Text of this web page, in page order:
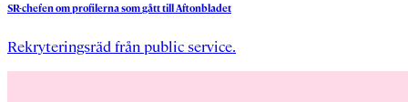
SR-chefenomprofilernasomgåtttillAftonbladet
Rekryteringsräd från public service.